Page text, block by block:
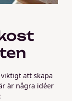
att skapa
är några idéer